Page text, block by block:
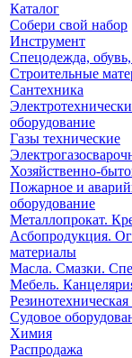
Каталог
Собери свой набор
Инструмент
Спецодежда,
Строительные
Сантехника
оборудование
Газы технические
Хозяйственно-
Пожарное и
оборудование
Металлопрокат.
Асбопродукция.
материалы
Масла. Смазки.
Мебель.
Судовое
Химия
Распродажа